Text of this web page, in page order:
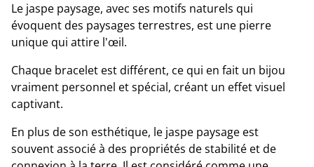
Le jaspe paysage, avec ses motifs naturels qui
évoquent des paysages terrestres, est une pierre
unique qui attire l'œil.
Chaque bracelet est différent, ce qui en fait un bijou
vraiment personnel et spécial, créant un effet visuel
captivant.
En plus de son esthétique, le jaspe paysage est
souvent associé à des propriétés de stabilité et de